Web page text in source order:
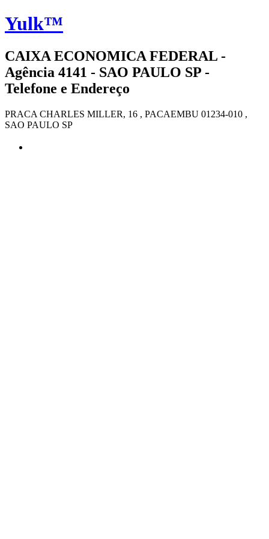
Yulk™
CAIXA ECONOMICA FEDERAL -
Agência 4141 - SAO PAULO SP -
Telefone e Endereço
PRACA CHARLES MILLER, 16 , PACAEMBU 01234-010 ,
SAO PAULO SP